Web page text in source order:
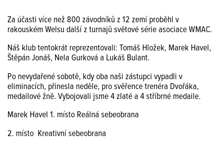
Za účasti více než 800 závodníků z 12 zemí proběhl v
rakouském Welsu další z turnajů světové série asociace WMAC.
Náš klub tentokrát reprezentovali: Tomáš Hložek, Marek Havel,
Štěpán Jonáš, Nela Gurková a Lukáš Bulant.
Po nevydařené sobotě, kdy oba naši zástupci vypadli v
eliminacích, přinesla neděle, pro svěřence trenéra Dvořáka,
medailové žně. Vybojovali jsme 4 zlaté a 4 stříbrné medaile.
Marek Havel 1. místo Reálná sebeobrana
2. místo Kreativní sebeobrana